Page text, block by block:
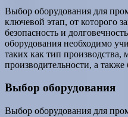
Выбор оборудования для
ключевой этап, от которого
безопасность и
оборудования необходимо
таких как тип производства,
производительности, а
Выбор оборудования
Выбор оборудования для